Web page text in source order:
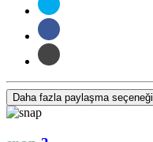
Daha fazla paylaşma seçeneği